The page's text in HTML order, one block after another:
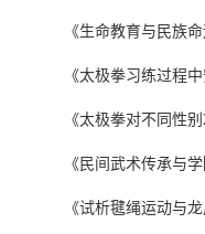
《生命教育与民族
《太极拳习练过程
《太极拳对不同性
《民间武术传承与
《试析毽绳运动与